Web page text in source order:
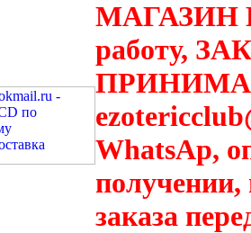
МАГАЗИН
работу,
WhatsAp,
получении,
заказа